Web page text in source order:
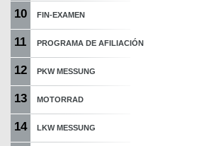
10 FIN-EXAMEN
11 PROGRAMA DE AFILIACIÓN
12 PKW MESSUNG
13 MOTORRAD
14 LKW MESSUNG